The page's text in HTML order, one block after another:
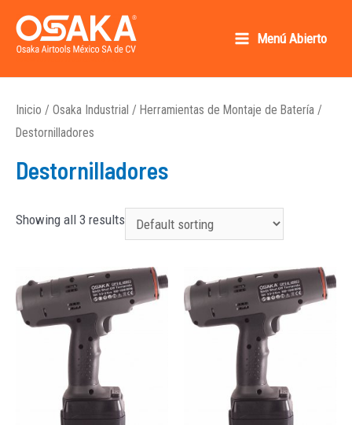
Menú Abierto
Inicio / Osaka Industrial / Herramientas de Montaje de Batería /
Destornilladores
Destornilladores
Showing all 3 results